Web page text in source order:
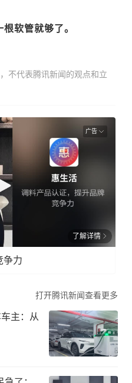
根软管就够了。
不代表腾讯新闻的观点和立
广告
了解详情
争力
打开腾讯新闻查看更多
主：从